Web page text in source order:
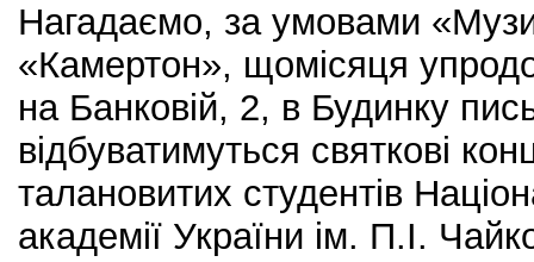
Нагадаємо, за умовами
«Камертон», щомісяця
на Банковій, 2, в Будинку
відбуватимуться святкові
талановитих студентів
академії України ім. П.І.